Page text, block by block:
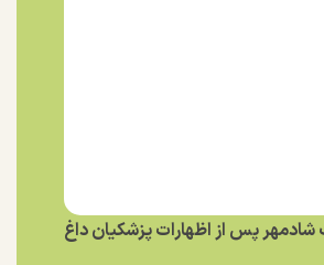
پس از اظهارات پزشکیان داغ